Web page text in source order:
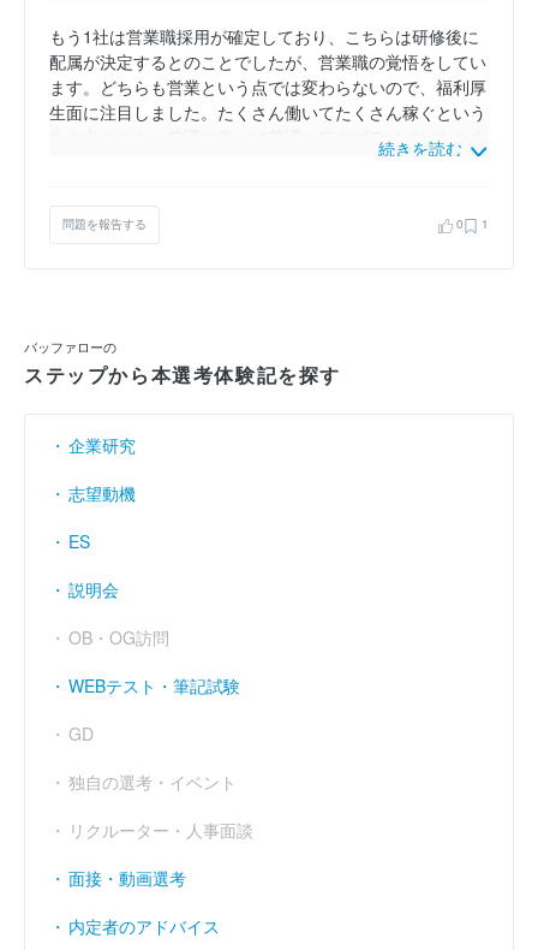
もう1社は営業職採用が確定しており、こちらは研修後に
配属が決定するとのことでしたが、営業職の覚悟をしてい
ます。どちらも営業という点では変わらないので、福利厚
生面に注目しました。たくさん働いてたくさん稼ぐという
生き方よりも、普通に働いて普通に稼ぎプライベートも余
裕を持つという生き方が向いていると考え、完全週休2日
制であるこちらの会社に決定しました。また、もう1社は
体育会系の雰囲気を感じ、こちらはそのような雰囲気はあ
まりなく、落ち着いているように感じたこともあります。
続きを読む
問題を報告する 0 1
バッファローの
ステップから本選考体験記を探す
企業研究
志望動機
ES
説明会
OB・OG訪問
WEBテスト・筆記試験
GD
独自の選考・イベント
リクルーター・人事面談
面接・動画選考
内定者のアドバイス